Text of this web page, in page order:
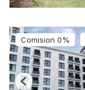
Comision 0%
Previous